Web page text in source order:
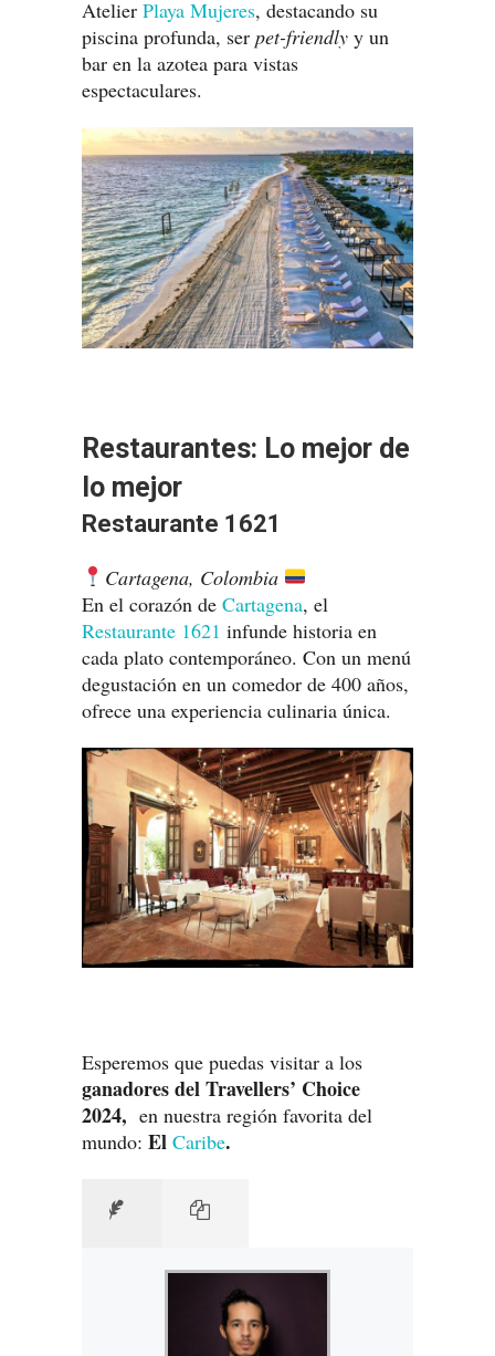
Atelier Playa Mujeres, destacando su
piscina profunda, ser pet-friendly y un
bar en la azotea para vistas
espectaculares.
Restaurantes: Lo mejor de
lo mejor
Restaurante 1621
Cartagena, Colombia
En el corazón de Cartagena, el
Restaurante 1621 infunde historia en
cada plato contemporáneo. Con un menú
degustación en un comedor de 400 años,
ofrece una experiencia culinaria única.
Esperemos que puedas visitar a los
ganadores del Travellers’ Choice
2024, en nuestra región favorita del
mundo: El Caribe.